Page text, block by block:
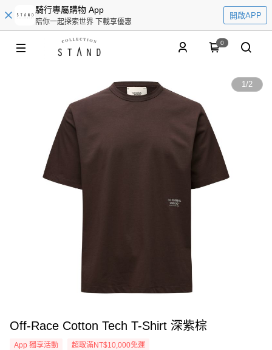
騎行專屬購物 App
陪你一起探索世界 下載享優惠
開啟APP
0
1/2
Off-Race Cotton Tech T-Shirt 深紫棕
App 獨享活動 超取滿NT$10,000免運